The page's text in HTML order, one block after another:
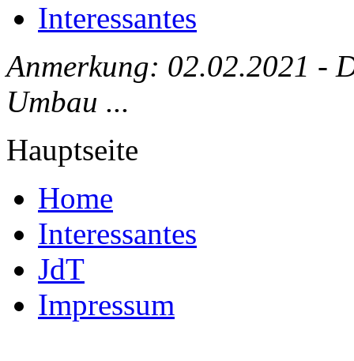
Interessantes
Anmerkung: 02.02.2021 -
Umbau ...
Hauptseite
Home
Interessantes
JdT
Impressum